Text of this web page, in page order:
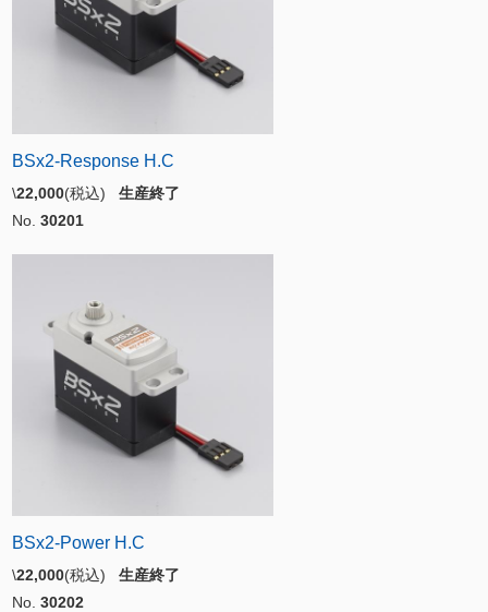
BSx2-Response H.C
\22,000(税込) 生産終了
No. 30201
BSx2-Power H.C
\22,000(税込) 生産終了
No. 30202